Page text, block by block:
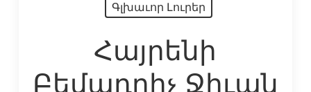
Գլխաւոր Լուրեր
Հայրենի
Բեմադրիչ Ջիւան